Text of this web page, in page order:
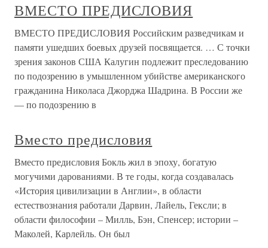
ВМЕСТО ПРЕДИСЛОВИЯ
ВМЕСТО ПРЕДИСЛОВИЯ Российским разведчикам и
памяти ушедших боевых друзей посвящается. … С точки
зрения законов США Калугин подлежит преследованию
по подозрению в умышленном убийстве американского
гражданина Николаса Джорджа Шадрина. В России же
— по подозрению в
Вместо предисловия
Вместо предисловия Бокль жил в эпоху, богатую
могучими дарованиями. В те годы, когда создавалась
«История цивилизации в Англии», в области
естествознания работали Дарвин, Лайель, Гексли; в
области философии – Милль, Бэн, Спенсер; истории –
Маколей, Карлейль. Он был